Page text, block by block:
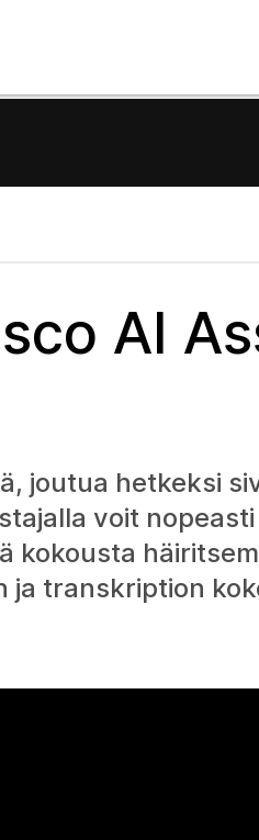
AI
joutua hetkeksi
voit
kokousta
transkription